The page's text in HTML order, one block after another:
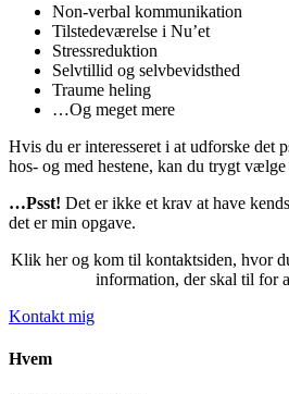
Non-verbal kommunikation
Tilstedeværelse i Nu’et
Stressreduktion
Selvtillid og selvbevidsthed
Traume heling
…Og meget mere
Hvis du er interesseret i at udforske det
hos- og med hestene, kan du trygt
…Psst! Det er ikke et krav at have
det er min opgave.
Klik her og kom til kontaktsiden, hvor
information, der skal til for
Kontakt mig
Hvem